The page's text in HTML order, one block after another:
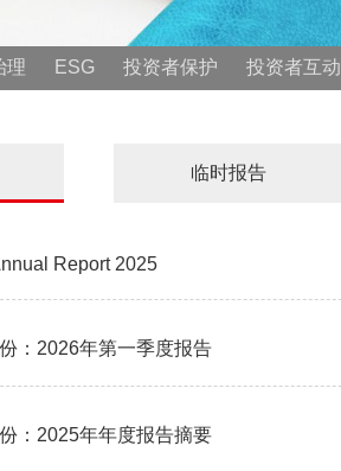
理 ESG 投资者保护 投资者互动
临时报告
Report 2025
：2026年第一季度报告
：2025年年度报告摘要